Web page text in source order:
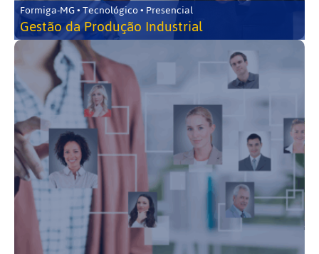
Formiga-MG • Tecnológico • Presencial
Gestão da Produção Industrial